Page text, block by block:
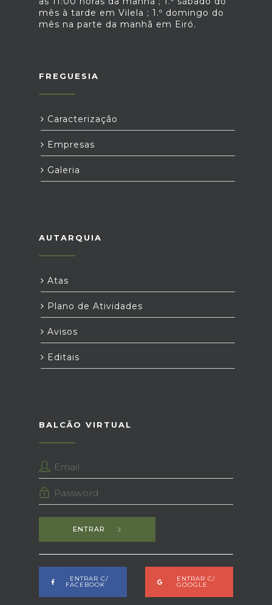
mês à tarde em Vilela ; 1.º domingo do
mês na parte da manhã em Eiró.
FREGUESIA
Caracterização
Empresas
Galeria
AUTARQUIA
Atas
Plano de Atividades
Avisos
Editais
BALCÃO VIRTUAL
ENTRAR
ENTRAR C/
FACEBOOK
ENTRAR C/
GOOGLE